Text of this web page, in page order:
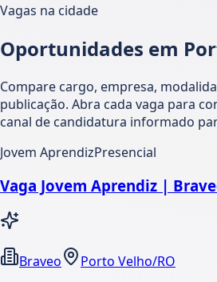
Vagas na cidade
Oportunidades em
Compare cargo, empresa,
publicação. Abra cada vaga para
canal de candidatura informado
Jovem AprendizPresencial
Vaga Jovem Aprendiz |
Braveo
Porto Velho/RO